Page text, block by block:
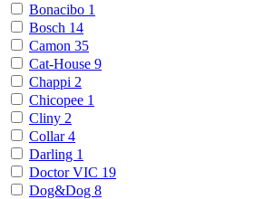
Bonacibo 1
Bosch 14
Camon 35
Cat-House 9
Chappi 2
Chicopee 1
Cliny 2
Collar4
Darling 1
Doctor VIC 19
Dog&Dog 8